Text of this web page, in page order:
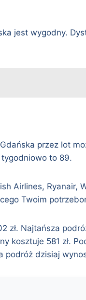
jest wygodny.
przez lot
to 89.
Airlines, Ryanair,
Twoim
Najtańsza
kosztuje 581 zł.
podróż dzisiaj